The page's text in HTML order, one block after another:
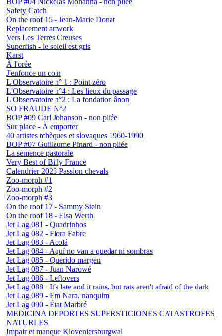
Safety Catch
On the roof 15 - Jean-Marie Donat
Replacement artwork
Vers Les Terres Creuses
Superfish - le soleil est gris
Karst
À l'orée
J'enfonce un coin
L'Observatoire n° 1 : Point zéro
L'Observatoire n°4 : Les lieux du passage
L'Observatoire n°2 : La fondation ânon
SO FRAUDE N°2
BOP #09 Carl Johanson - non pliée
Sur place - À emporter
40 artistes tchèques et slovaques 1960-1990
BOP #07 Guillaume Pinard - non pliée
La semence pastorale
Very Best of Billy France
Calendrier 2023 Passion chevals
Zoo-morph #1
Zoo-morph #2
Zoo-morph #3
On the roof 17 - Sammy Stein
On the roof 18 - Elsa Werth
Jet Lag 081 - Quadrinhos
Jet Lag 082 - Flora Fabre
Jet Lag 083 - Acolá
Jet Lag 084 - Aquí no van a quedar ni sombras
Jet Lag 085 - Querido margen
Jet Lag 087 - Juan Narowé
Jet Lag 086 - Leftovers
Jet Lag 088 - It's late and it rains, but rats aren't afraid of the dark
Jet Lag 089 - Em Nara, nanquim
Jet Lag 090 - État Marbré
MEDICINA DEPORTES SUPERSTICIONES CATASTROFES
NATURLES
Impair et manque Kloveniersburgwal